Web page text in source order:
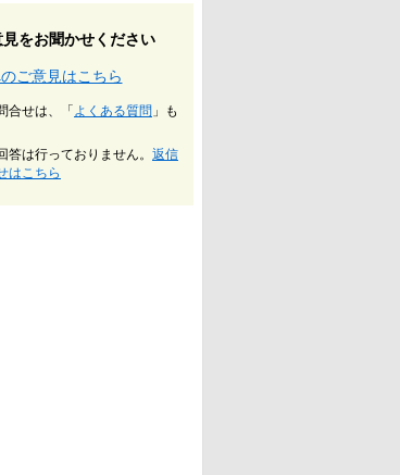
をお聞かせください
ご意見はこちら
合せは、「 よくある質問 」も
は行っておりません。 返信
はこちら